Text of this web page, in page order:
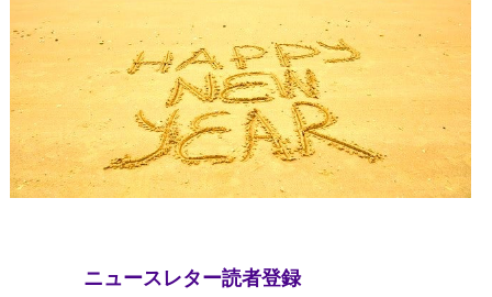
ニュースレター読者登録